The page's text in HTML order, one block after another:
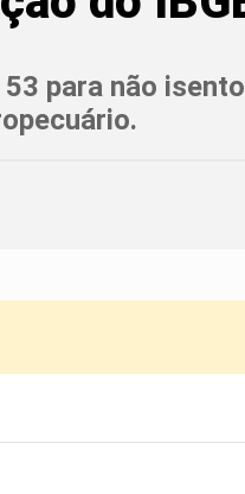
para não